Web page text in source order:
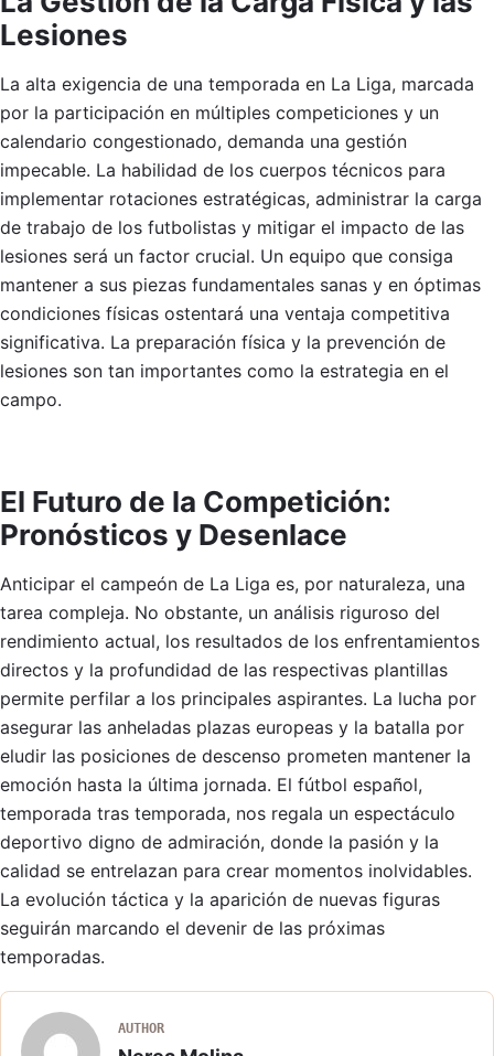
Lesiones
La alta exigencia de una temporada en La Liga, marcada
por la participación en múltiples competiciones y un
calendario congestionado, demanda una gestión
impecable. La habilidad de los cuerpos técnicos para
implementar rotaciones estratégicas, administrar la carga
de trabajo de los futbolistas y mitigar el impacto de las
lesiones será un factor crucial. Un equipo que consiga
mantener a sus piezas fundamentales sanas y en óptimas
condiciones físicas ostentará una ventaja competitiva
significativa. La preparación física y la prevención de
lesiones son tan importantes como la estrategia en el
campo.
El Futuro de la Competición:
Pronósticos y Desenlace
Anticipar el campeón de La Liga es, por naturaleza, una
tarea compleja. No obstante, un análisis riguroso del
rendimiento actual, los resultados de los enfrentamientos
directos y la profundidad de las respectivas plantillas
permite perfilar a los principales aspirantes. La lucha por
asegurar las anheladas plazas europeas y la batalla por
eludir las posiciones de descenso prometen mantener la
emoción hasta la última jornada. El fútbol español,
temporada tras temporada, nos regala un espectáculo
deportivo digno de admiración, donde la pasión y la
calidad se entrelazan para crear momentos inolvidables.
La evolución táctica y la aparición de nuevas figuras
seguirán marcando el devenir de las próximas
temporadas.
AUTHOR